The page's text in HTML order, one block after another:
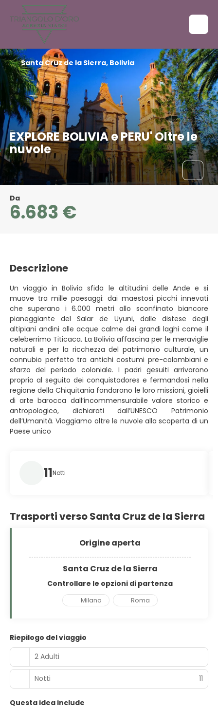
EXPLORE BOLIVIA e PERU' Oltre le
nuvole
Santa Cruz de la Sierra, Bolivia
Da
6.683 €
Descrizione
Un viaggio in Bolivia sfida le altitudini delle Ande e si
muove tra mille paesaggi: dai maestosi picchi innevati
che superano i 6.000 metri allo sconfinato biancore
pianeggiante del Salar de Uyuni, dalle distese degli
altipiani andini alle acque calme dei grandi laghi come il
celeberrimo Titicaca. La Bolivia affascina per le meraviglie
naturali e per la ricchezza del patrimonio culturale, un
connubio perfetto tra antichi costumi pre-colombiani e
sfarzo del periodo coloniale. I padri gesuiti arrivarono
proprio al seguito dei conquistadores e fermandosi nella
regione della Chiquitania fondarono le loro missioni, gioielli
di arte barocca dall’incommensurabile valore storico e
antropologico, dichiarati dall’UNESCO Patrimonio
dell’Umanità. Viaggiamo oltre le nuvole alla scoperta di un
Paese unico
11Notti
Trasporti verso Santa Cruz de la Sierra
Origine aperta
Santa Cruz de la Sierra
Controllare le opzioni di partenza
Milano Roma
Riepilogo del viaggio
2 Adulti
Notti 11
Questa idea include